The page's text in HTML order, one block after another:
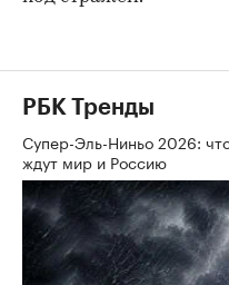
РБК Тренды
Супер-Эль-Ниньо 2026:
ждут мир и Россию